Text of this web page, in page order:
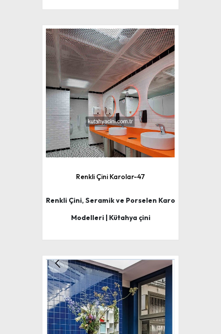
Renkli Çini Karolar-47
Renkli Çini, Seramik ve Porselen Karo
Modelleri | Kütahya çini